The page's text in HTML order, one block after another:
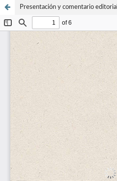
Presentación y comentario editorial